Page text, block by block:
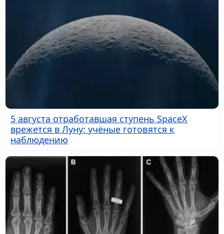
5 августа отработавшая ступень SpaceX
врежется в Луну: учёные готовятся к
наблюдению